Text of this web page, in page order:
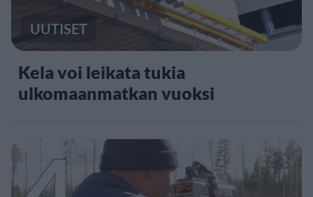
UUTISET
Kela voi leikata tukia
ulkomaanmatkan vuoksi